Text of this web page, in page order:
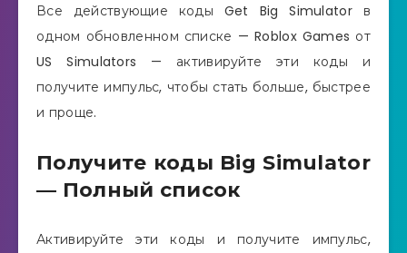
Все действующие коды Get Big Simulator в
одном обновленном списке — Roblox Games от
US Simulators — активируйте эти коды и
получите импульс, чтобы стать больше, быстрее
и проще.
Получите коды Big Simulator
— Полный список
Активируйте эти коды и получите импульс,